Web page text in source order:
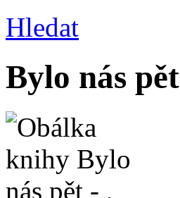
Hledat
Bylo nás pět